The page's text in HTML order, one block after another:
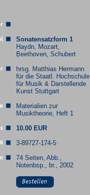
Sonatensatzform 1
Haydn, Mozart,
Beethoven, Schubert
hrsg. Matthias Hermann
für die Staatl. Hochschule
für Musik & Darstellende
Kunst Stuttgart
Materialien zur
Musiktheorie, Heft 1
10.00 EUR
3-89727-174-5
74 Seiten, Abb.,
Notenbsp., br., 2002